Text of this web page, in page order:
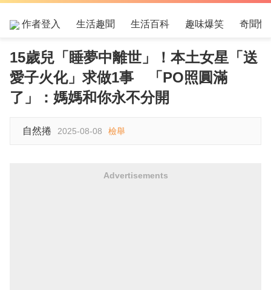
作者登入 生活趣聞 生活百科 趣味爆笑 奇聞怪
15歲兒「睡夢中離世」！本土女星「送
愛子火化」求做1事 「PO照圓滿
了」：媽媽和你永不分開
自然捲 2025-08-08 檢舉
Advertisements